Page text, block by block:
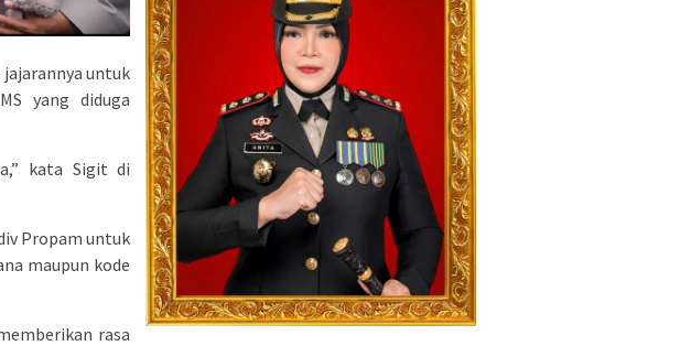
untuk
yang diduga
kata Sigit di
Propam untuk
maupun kode
rasa